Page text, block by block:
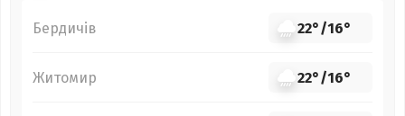
Бердичів 22°/16°
Житомир 22°/16°